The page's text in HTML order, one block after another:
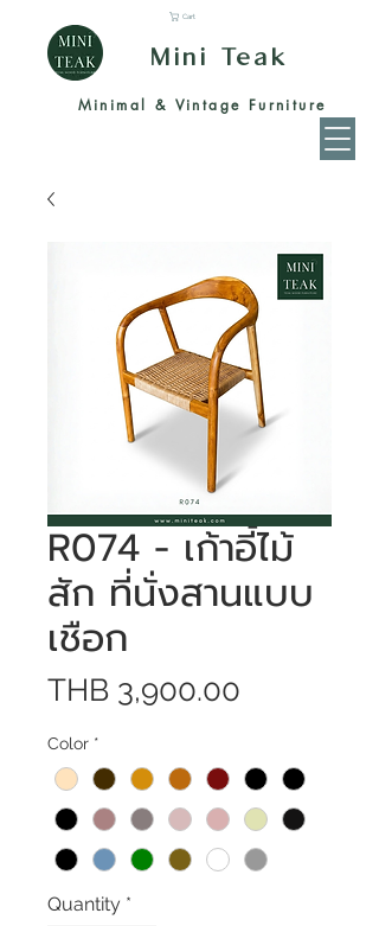
Mini Teak
Minimal & Vintage Furniture
Cart
R074 - เก้าอี้ไม้
สัก ที่นั่งสานแบบ
เชือก
THB 3,900.00
Color *
Quantity *